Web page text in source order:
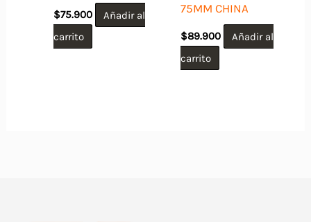
$75.900
Añadir al
carrito
75MM CHINA
$89.900
Añadir al
carrito